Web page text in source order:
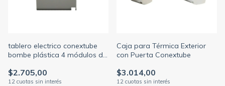
tablero electrico conextube
bombe plástica 4 módulos din
$2.705,00
Caja para Térmica Exterior
con Puerta Conextube
$3.014,00